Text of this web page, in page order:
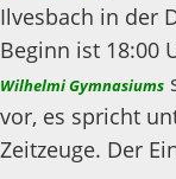
Ilvesbach in der
Beginn ist 18:00
Wilhelmi Gymnasiums
vor, es spricht
Zeitzeuge. Der